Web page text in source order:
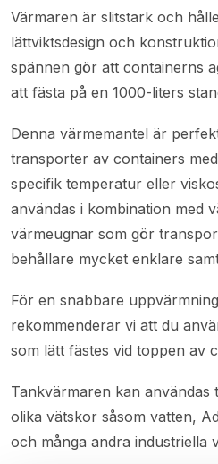
Värmaren är slitstark och
lättviktsdesign och
spännen gör att containerns
att fästa på en 1000-liters
Denna värmemantel är
transporter av containers
specifik temperatur eller
användas i kombination med
värmeugnar som gör
behållare mycket enklare
För en snabbare
rekommenderar vi att du
som lätt fästes vid toppen av
Tankvärmaren kan användas
olika vätskor såsom vatten,
och många andra industriella